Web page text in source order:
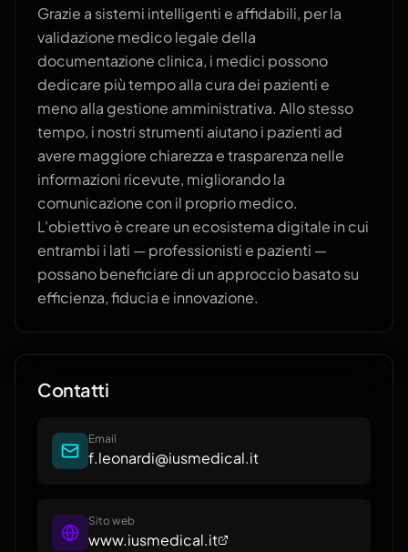
Grazie a sistemi intelligenti e affidabili, per la
validazione medico legale della
documentazione clinica, i medici possono
dedicare più tempo alla cura dei pazienti e
meno alla gestione amministrativa. Allo stesso
tempo, i nostri strumenti aiutano i pazienti ad
avere maggiore chiarezza e trasparenza nelle
informazioni ricevute, migliorando la
comunicazione con il proprio medico.
L'obiettivo è creare un ecosistema digitale in cui
entrambi i lati — professionisti e pazienti —
possano beneficiare di un approccio basato su
efficienza, fiducia e innovazione.
Contatti
Email
f.leonardi@iusmedical.it
Sito web
www.iusmedical.it